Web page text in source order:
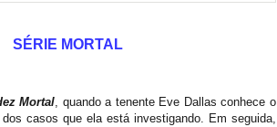
SÉRIE MORTAL
Mortal , quando a tenente Eve Dallas conhece o
casos que ela está investigando. Em seguida,